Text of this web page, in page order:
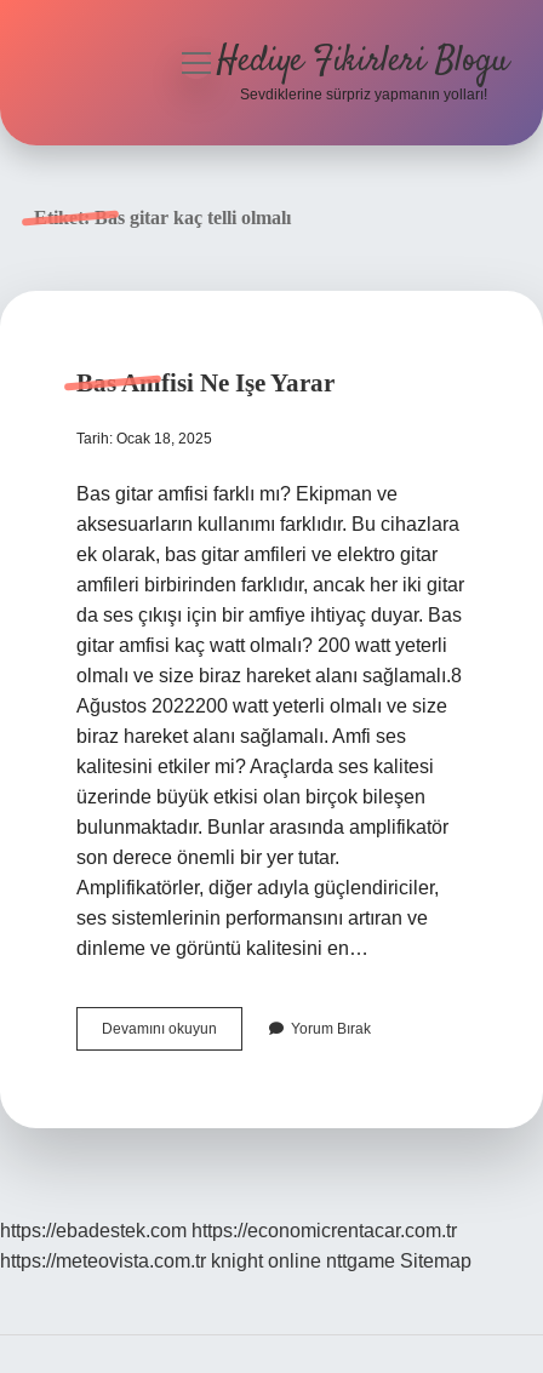
menüyüHediye Fikirleri Blogu
Sevdiklerine sürpriz yapmanın yolları!
Etiket:Bas gitar kaç telli olmalı
Bas Amfisi Ne Işe Yarar
Tarih: Ocak 18, 2025
Bas gitar amfisi farklı mı? Ekipman ve
aksesuarların kullanımı farklıdır. Bu cihazlara
ek olarak, bas gitar amfileri ve elektro gitar
amfileri birbirinden farklıdır, ancak her iki gitar
da ses çıkışı için bir amfiye ihtiyaç duyar. Bas
gitar amfisi kaç watt olmalı? 200 watt yeterli
olmalı ve size biraz hareket alanı sağlamalı.8
Ağustos 2022200 watt yeterli olmalı ve size
biraz hareket alanı sağlamalı. Amfi ses
kalitesini etkiler mi? Araçlarda ses kalitesi
üzerinde büyük etkisi olan birçok bileşen
bulunmaktadır. Bunlar arasında amplifikatör
son derece önemli bir yer tutar.
Amplifikatörler, diğer adıyla güçlendiriciler,
ses sistemlerinin performansını artıran ve
dinleme ve görüntü kalitesini en…
Devamını okuyun
Amfisi
Yorum Bırak
https://ebadestek.com https://economicrentacar.com.tr
https://meteovista.com.tr knight online nttgame Sitemap